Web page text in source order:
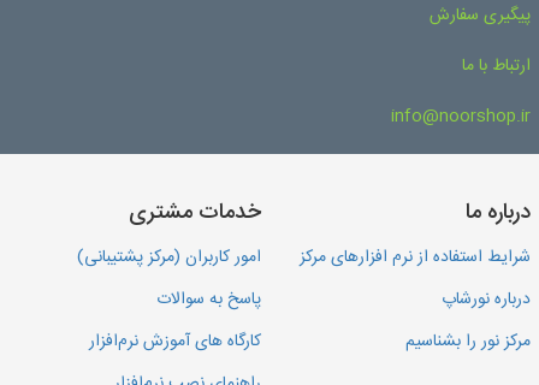
پیگیری سفارش
ارتباط با ما
info@noorshop.ir
درباره ما
شرایط استفاده از نرم افزارهای مرکز
درباره نورشاپ
مرکز نور را بشناسیم
خدمات مشتری
امور کاربران (مرکز پشتیبانی)
پاسخ به سوالات
کارگاه های آموزش نرم‌افزار